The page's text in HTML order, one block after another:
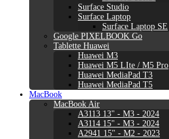
Surface Studio
Surface Laptop
Surface Laptop SE
Google PIXELBOOK Go
Tablette Huawei
Huawei M3
Huawei M5 LIte / M5 Pro
Huawei MediaPad T3
Huawei MediaPad T5
MacBook
MacBook Air
A3113 13" - M3 - 2024
A3114 15" - M3 - 2024
A2941 15" - M2 - 2023